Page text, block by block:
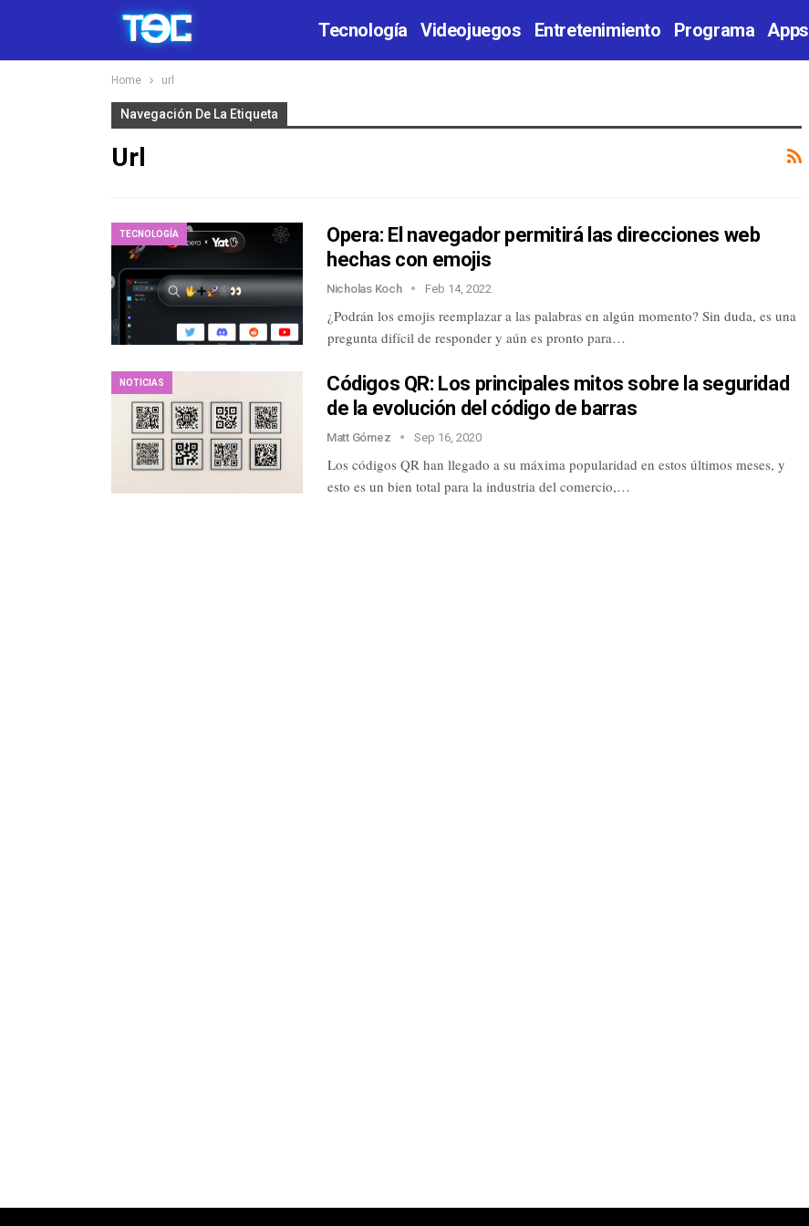
Tecnología Videojuegos Entretenimiento Programa Apps
Home url
Navegación De La Etiqueta
Url
TECNOLOGÍA
Opera: El navegador permitirá las direcciones web
hechas con emojis
Nicholas Koch Feb 14, 2022
¿Podrán los emojis reemplazar a las palabras en algún momento? Sin duda, es una
pregunta difícil de responder y aún es pronto para…
NOTICIAS
Códigos QR: Los principales mitos sobre la seguridad
de la evolución del código de barras
Matt Gómez Sep 16, 2020
Los códigos QR han llegado a su máxima popularidad en estos últimos meses, y
esto es un bien total para la industria del comercio,…